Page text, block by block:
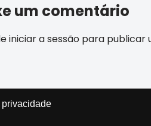
um comentário
iniciar a sessão para publicar